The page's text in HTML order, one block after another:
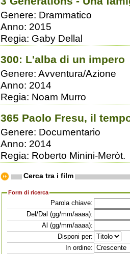
Genere: Drammatico
Anno: 2015
Regia: Gaby Dellal
300: L'alba di un impero
Genere: Avventura/Azione
Anno: 2014
Regia: Noam Murro
365 Paolo Fresu, il
Genere: Documentario
Anno: 2014
Regia: Roberto Minini-Meròt.
Cerca tra i film
Form di ricerca
Parola chiave:
Del/Dal (gg/mm/aaaa):
Al (gg/mm/aaaa):
Disponi per:
In ordine: